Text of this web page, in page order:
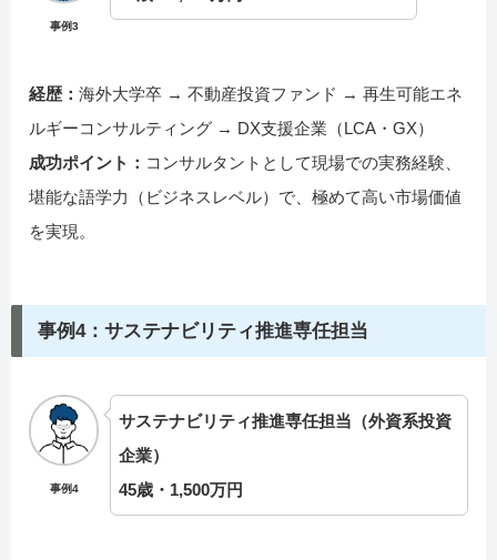
事例3
経歴： 海外大学卒 → 不動産投資ファンド → 再生可能エネ
ルギーコンサルティング → DX支援企業（LCA・GX）
成功ポイント： コンサルタントとして現場での実務経験、
堪能な語学力（ビジネスレベル）で、極めて高い市場価値
を実現。
事例4：サステナビリティ推進専任担当
事例4
サステナビリティ推進専任担当（外資系投資
企業）
45歳・1,500万円